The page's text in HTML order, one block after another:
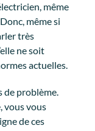
même
même si
très
ne soit
actuelles.
de problème.
vous vous
de ces